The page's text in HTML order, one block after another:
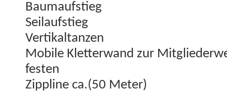
Bau­mauf­stieg
Seilauf­stieg
Ver­tikaltanzen
Mobile Klet­ter­wand zur
festen
Zip­pline ca.(50 Meter)